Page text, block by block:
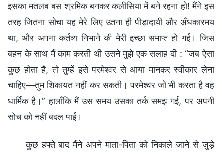
इसका मतलब बस श्रमिक बनकर कलीसिया में बने रहना हो! मैंने इस
तरह जितना सोचा यह मेरे लिए उतना ही पीड़ादायी और अँधकारमय
था, और अपना कर्तव्य निभाने की मेरी इच्छा समाप्त हो गई। जिस
बहन के साथ मैं काम करती थी उसने मुझे एक सलाह दी : “जब ऐसा
कुछ होता है, तो तुम्हें इसे परमेश्वर से आया मानकर स्वीकार लेना
चाहिए—तुम शिकायत नहीं कर सकती। परमेश्वर जो भी करता है वह
धार्मिक है।” हालाँकि मैं उस समय उसका तर्क समझ गई, पर अपनी
सोच को नहीं बदल पाई।
कुछ हफ्ते बाद मैंने अपने माता-पिता को निकाले जाने से जुड़े